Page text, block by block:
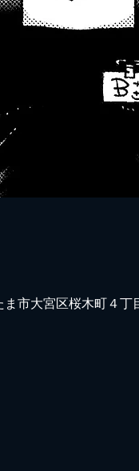
市大宮区桜木町４丁